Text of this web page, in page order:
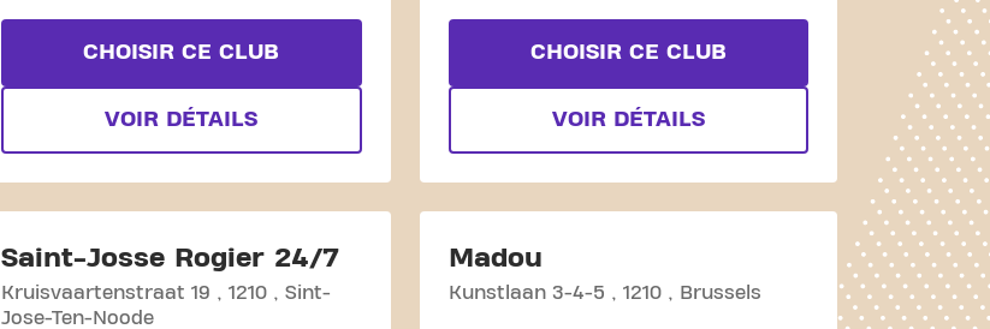
CHOISIR CE CLUB
VOIR DÉTAILS
CHOISIR CE CLUB
VOIR DÉTAILS
Saint-Josse Rogier 24/7
Kruisvaartenstraat 19 1210
Sint-
Jose-Ten-Noode
Madou
Kunstlaan 3-4-5 1210 Brussels